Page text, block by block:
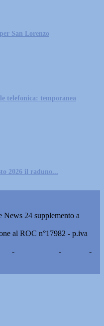
San Lorenzo
telefonica: temporanea
2026 il raduno...
24 supplemento a
al ROC n°17982 - p.iva
- -
-